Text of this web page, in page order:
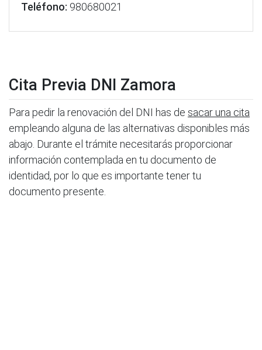
Teléfono: 980680021
Cita Previa DNI Zamora
Para pedir la renovación del DNI has de sacar una cita
empleando alguna de las alternativas disponibles más
abajo. Durante el trámite necesitarás proporcionar
información contemplada en tu documento de
identidad, por lo que es importante tener tu
documento presente.